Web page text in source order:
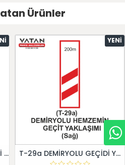
Ürünler
SOLAR LED'Lİ GÜNEŞ ENERJİLİ LEVHA
YENI
T-29a DEMİRYOLU GEÇİDİ YAKLAŞIM LEVHALARI (Sağ)